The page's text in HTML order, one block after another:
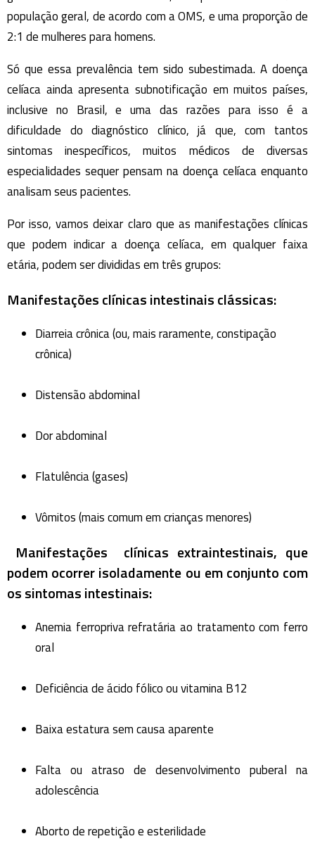
população geral, de acordo com a OMS, e uma proporção de
2:1 de mulheres para homens.
Só que essa prevalência tem sido subestimada. A doença
celíaca ainda apresenta subnotificação em muitos países,
inclusive no Brasil, e uma das razões para isso é a
dificuldade do diagnóstico clínico, já que, com tantos
sintomas inespecíficos, muitos médicos de diversas
especialidades sequer pensam na doença celíaca enquanto
analisam seus pacientes.
Por isso, vamos deixar claro que as manifestações clínicas
que podem indicar a doença celíaca, em qualquer faixa
etária, podem ser divididas em três grupos:
Manifestações clínicas intestinais clássicas:
Diarreia crônica (ou, mais raramente, constipação
crônica)
Distensão abdominal
Dor abdominal
Flatulência (gases)
Vômitos (mais comum em crianças menores)
Manifestações clínicas extraintestinais, que
podem ocorrer isoladamente ou em conjunto com
os sintomas intestinais:
Anemia ferropriva refratária ao tratamento com ferro
oral
Deficiência de ácido fólico ou vitamina B12
Baixa estatura sem causa aparente
Falta ou atraso de desenvolvimento puberal na
adolescência
Aborto de repetição e esterilidade